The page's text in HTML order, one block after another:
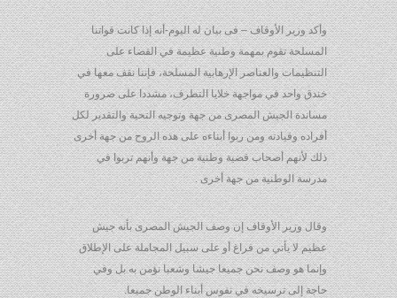
وأكد وزير الأوقاف – فى بيان له اليوم-أنه إذا كانت قواتنا
المسلحة تقوم بمهمة وطنية عظيمة في القضاء على
التنظيمات والعناصر الإرهابية المسلحة، فإننا نقف معها في
خندق واحد في مواجهة خلايا التطرف، مشددا على ضرورة
مساندة الجيش المصرى من جهة وتوجيه التحية والتقدير لكل
أفراده وقيادته ومن ربوا أبناءه على هذه الروح من جهة أخرى
ذلك لأنهم أصحاب قضية وطنية من جهة وأنهم تربوا في
مدرسة الوطنية من جهة أخرى .
وقال وزير الأوقاف إن وصف الجيش المصرى بأنه جيش
عظيم لا يأتي من فراغ أو على سبيل المجاملة على الإطلاق
وإنما هو وصف نحن جميعا جيشا وشعبا نؤمن به بل وفي
حاجة إلى ترسيخه في نفوس أبناء الوطن جميعا.